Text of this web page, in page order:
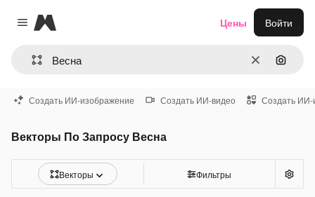
Close menu
Magnific
ОчиститьПоиск
Цены Войти
Создать ИИ-изображение Создать ИИ-видео Создать ИИ-
Векторы По Запросу Весна
Векторы Фильтры